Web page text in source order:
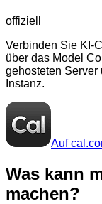
offiziell
Verbinden Sie KI-
über das Model
gehosteten Server
Instanz.
Auf
Was kann
machen?